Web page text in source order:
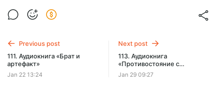
Слушайте эту и другие лучшие аудиокниги жанра
Фантастика целиком, без рекламы и ограничений!
Previous post
111. Аудиокнига «Брат и
артефакт»
Jan 22 13:24
Next post
113. Аудиокнига
«Противостояние с
мутантами»
Jan 29 09:27